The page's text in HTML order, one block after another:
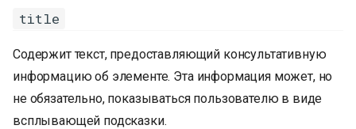
title
Содержит текст, предоставляющий консультативную
информацию об элементе. Эта информация может, но
не обязательно, показываться пользователю в виде
всплывающей подсказки.